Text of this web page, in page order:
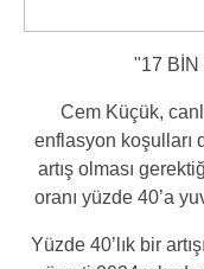
"17 BİN
Cem Küçük,
enflasyon koşulları
artış olması
oranı yüzde 40’a
Yüzde 40’lık bir